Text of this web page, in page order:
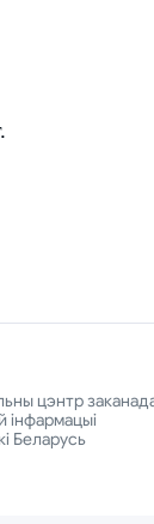
цэнтр
інфармацыі
Беларусь